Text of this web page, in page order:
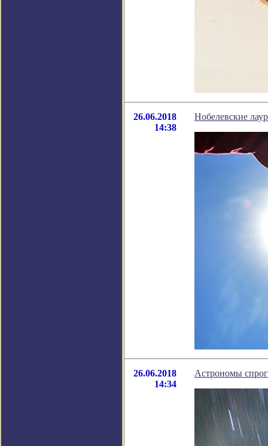
26.06.2018
14:38
Нобелевские
26.06.2018
14:34
Астрономы